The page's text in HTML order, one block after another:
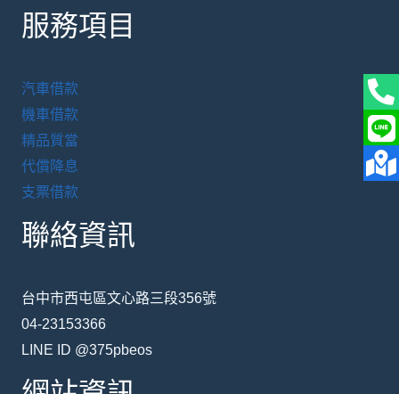
服務項目
汽車借款
機車借款
精品質當
代償降息
支票借款
聯絡資訊
台中市西屯區文心路三段356號
04-23153366
LINE ID @375pbeos